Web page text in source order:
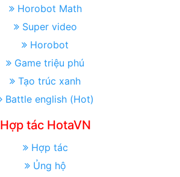
Horobot Math
Super video
Horobot
Game triệu phú
Tạo trúc xanh
Battle english (Hot)
Hợp tác HotaVN
Hợp tác
Ủng hộ